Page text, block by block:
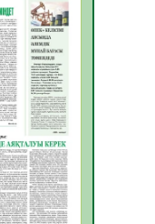
–
41
44